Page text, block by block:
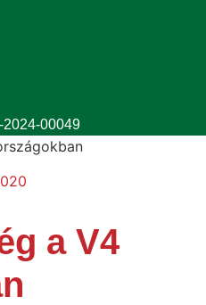
2024-00049
a V4